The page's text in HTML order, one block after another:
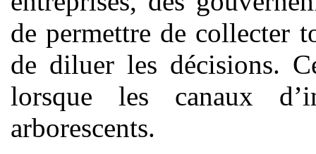
de permettre de collecter
de diluer les décisions.
lorsque les canaux
arborescents.